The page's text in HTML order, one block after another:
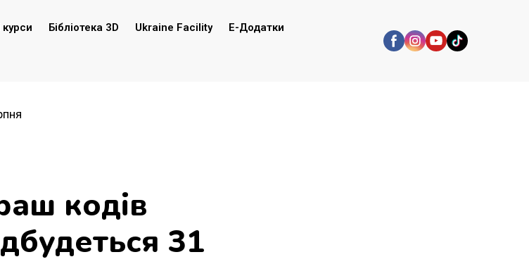
курси Бібліотека 3D Ukraine Facility E-Додатки
кодів
31